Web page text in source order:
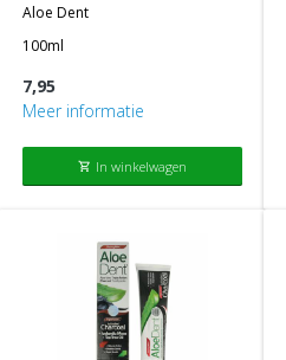
aloe dent
100ml
7,95
Meer informatie
shopping_cart In winkelwagen